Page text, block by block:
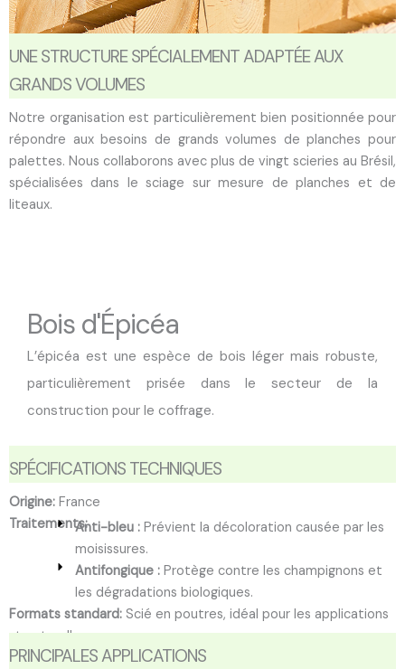
UNE STRUCTURE SPÉCIALEMENT ADAPTÉE AUX
GRANDS VOLUMES
Notre organisation est particulièrement bien positionnée pour
répondre aux besoins de grands volumes de planches pour
palettes. Nous collaborons avec plus de vingt scieries au Brésil,
spécialisées dans le sciage sur mesure de planches et de
liteaux.
Bois d'Épicéa
L’épicéa est une espèce de bois léger mais robuste,
particulièrement prisée dans le secteur de la
construction pour le coffrage.
SPÉCIFICATIONS TECHNIQUES
Origine: France
Traitements:Anti-bleu :Prévient la décoloration causée par les
moisissures.
Antifongique :Protège contre les champignons et
les dégradations biologiques.
Formats standard: Scié en poutres, idéal pour les applications
structurelles.
PRINCIPALES APPLICATIONS